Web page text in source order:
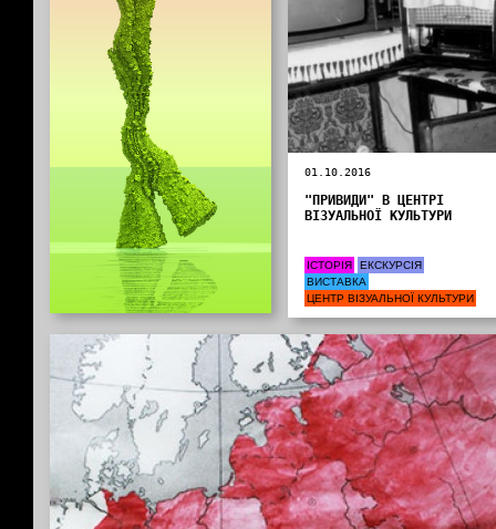
01.10.2016
"ПРИВИДИ" В ЦЕНТРІ
ВІЗУАЛЬНОЇ КУЛЬТУРИ
ІСТОРІЯ
ЕКСКУРСІЯ
ВИСТАВКА
ЦЕНТР ВІЗУАЛЬНОЇ КУЛЬТУРИ